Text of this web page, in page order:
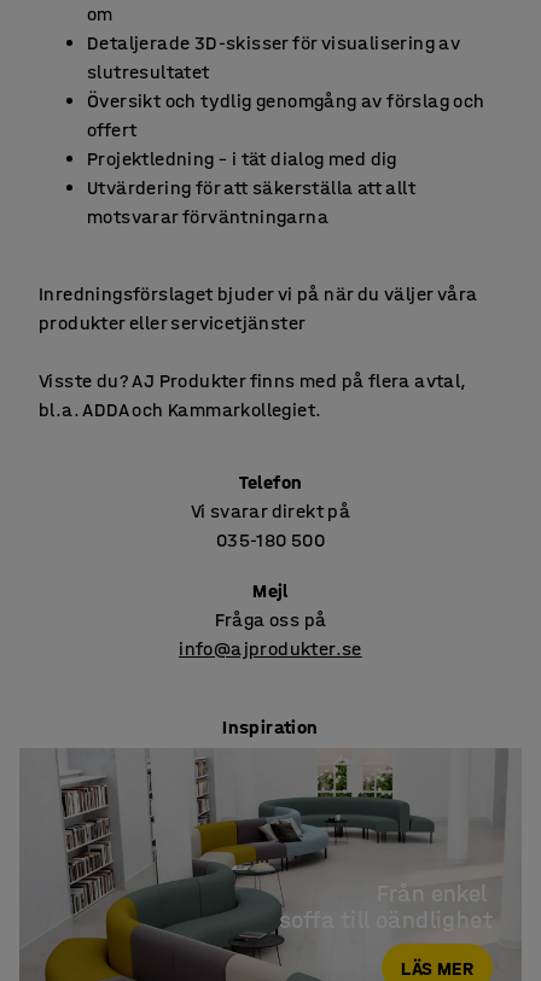
om
Detaljerade 3D-skisser för visualisering av
slutresultatet
Översikt och tydlig genomgång av förslag och
offert
Projektledning – i tät dialog med dig
Utvärdering för att säkerställa att allt
motsvarar förväntningarna
Inredningsförslaget bjuder vi på när du väljer våra
produkter eller servicetjänster
Visste du? AJ Produkter finns med på flera avtal,
bl.a. ADDA och Kammarkollegiet.
Telefon
Vi svarar direkt på
035-180 500
Mejl
Fråga oss på
info@ajprodukter.se
Inspiration
Från enkel
soffa till oändlighet
LÄS MER